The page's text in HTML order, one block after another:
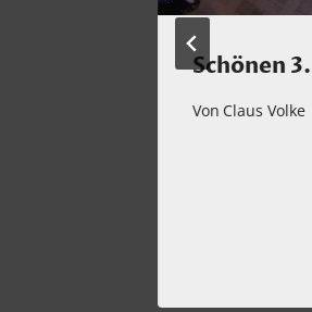
Schönen
Von Claus Volke